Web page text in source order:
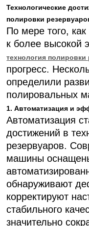
Технологические
полировки
По мере того,
к более высокой
технология полировки
прогресс.
определили
полировальных
1. Автоматизация и
Автоматизация
достижений в
резервуаров.
машины
обнаруживают
корректируют
стабильного
значительно